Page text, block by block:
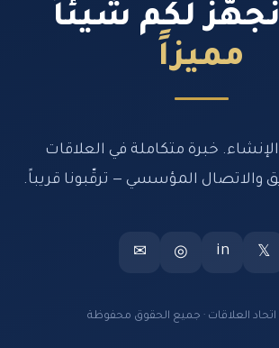
لكم شيئاً
مميزاً
خبرة متكاملة في العلاقات
والاتصال المؤسسي — ترقّبونا قريباً.
𝕏
in
◎
✉